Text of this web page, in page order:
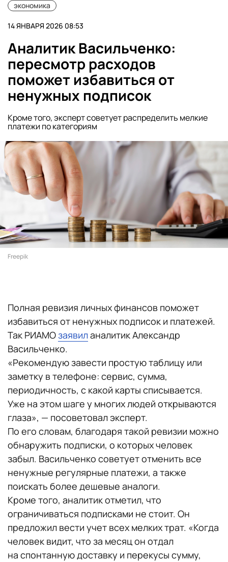
экономика
14 ЯНВАРЯ 2026 08:53
Аналитик Васильченко:
пересмотр расходов
поможет избавиться от
ненужных подписок
Кроме того, эксперт советует распределить мелкие
платежи по категориям
Freepik
Полная ревизия личных финансов поможет
избавиться от ненужных подписок и платежей.
Так РИАМОзаявиланалитик Александр
Васильченко.
«Рекомендую завести простую таблицу или
заметку в телефоне: сервис, сумма,
периодичность, с какой карты списывается.
Уже на этом шаге у многих людей открываются
глаза», — посоветовал эксперт.
По его словам, благодаря такой ревизии можно
обнаружить подписки, о которых человек
забыл. Васильченко советует отменить все
ненужные регулярные платежи, а также
поискать более дешевые аналоги.
Кроме того, аналитик отметил, что
ограничиваться подписками не стоит. Он
предложил вести учет всех мелких трат. «Когда
человек видит, что за месяц он отдал
на спонтанную доставку и перекусы сумму,